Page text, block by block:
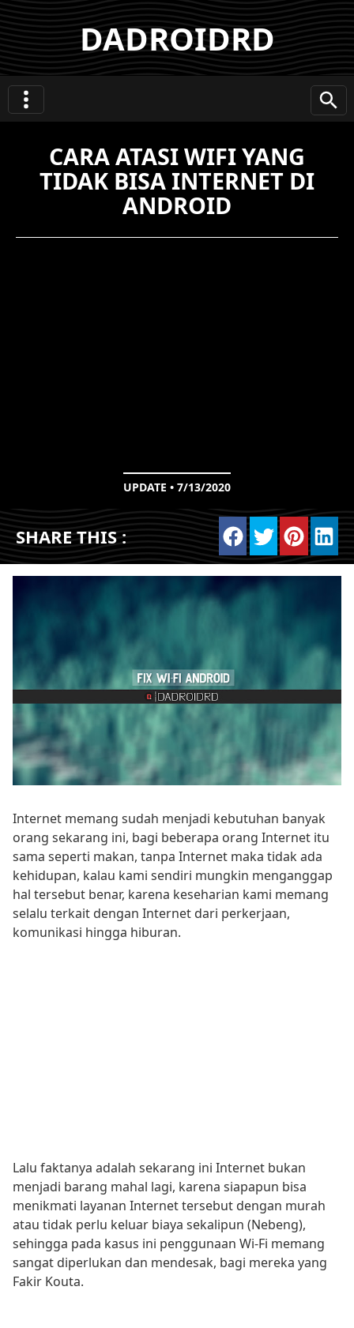
DADROIDRD
CARA ATASI WIFI YANG
TIDAK BISA INTERNET DI
ANDROID
UPDATE • 7/13/2020
SHARE THIS :
Internet memang sudah menjadi kebutuhan banyak
orang sekarang ini, bagi beberapa orang Internet itu
sama seperti makan, tanpa Internet maka tidak ada
kehidupan, kalau kami sendiri mungkin menganggap
hal tersebut benar, karena keseharian kami memang
selalu terkait dengan Internet dari perkerjaan,
komunikasi hingga hiburan.
Lalu faktanya adalah sekarang ini Internet bukan
menjadi barang mahal lagi, karena siapapun bisa
menikmati layanan Internet tersebut dengan murah
atau tidak perlu keluar biaya sekalipun (Nebeng),
sehingga pada kasus ini penggunaan Wi-Fi memang
sangat diperlukan dan mendesak, bagi mereka yang
Fakir Kouta.